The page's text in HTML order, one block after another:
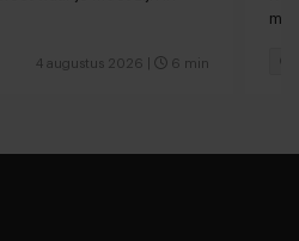
4 augustus 2026 6 min